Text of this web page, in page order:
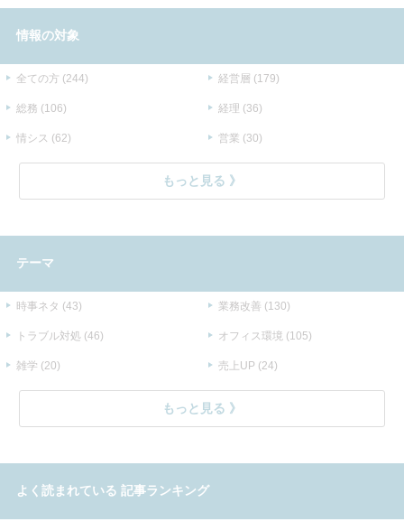
情報の対象
全ての方 (244) 経営層 (179)
総務 (106) 経理 (36)
情シス (62) 営業 (30)
もっと見る
テーマ
時事ネタ (43) 業務改善 (130)
トラブル対処 (46) オフィス環境 (105)
雑学 (20) 売上UP (24)
もっと見る
よく読まれている 記事ランキング